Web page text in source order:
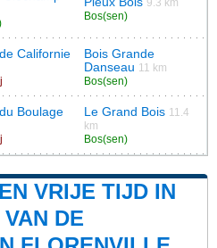
9.3 km
Bos(sen)
Californie
Bois Grande
Danseau 11 km
Bos(sen)
Boulage Le Grand Bois 11.4
km
Bos(sen)
VRIJE TIJD IN
DE